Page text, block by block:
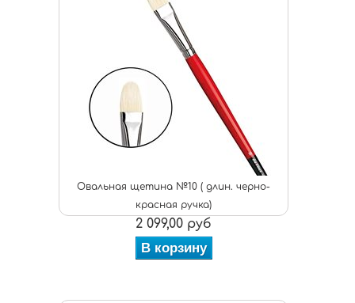
Овальная щетина №10 ( длин. черно-
красная ручка)
2 099,00 руб
В корзину